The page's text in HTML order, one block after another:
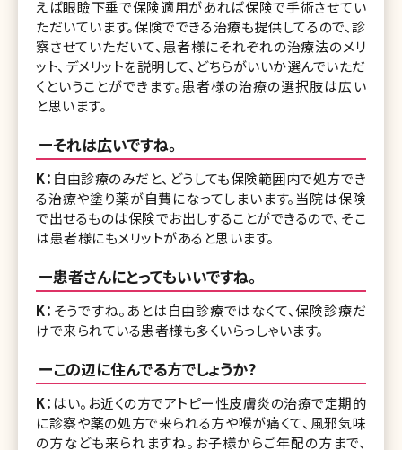
えば眼瞼下垂で保険適用があれば保険で手術させてい
ただいています。保険でできる治療も提供してるので、診
察させていただいて、患者様にそれぞれの治療法のメリ
ット、デメリットを説明して、どちらがいいか選んでいただ
くということができます。患者様の治療の選択肢は広い
と思います。
ーそれは広いですね。
K： 自由診療のみだと、どうしても保険範囲内で処方でき
る治療や塗り薬が自費になってしまいます。当院は保険
で出せるものは保険でお出しすることができるので、そこ
は患者様にもメリットがあると思います。
ー患者さんにとってもいいですね。
K： そうですね。あとは自由診療ではなくて、保険診療だ
けで来られている患者様も多くいらっしゃいます。
ーこの辺に住んでる方でしょうか?
K： はい。お近くの方でアトピー性皮膚炎の治療で定期的
に診察や薬の処方で来られる方や喉が痛くて、風邪気味
の方なども来られますね。お子様からご年配の方まで、